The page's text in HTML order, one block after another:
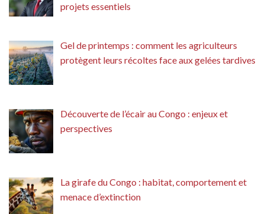
projets essentiels
Gel de printemps : comment les agriculteurs
protègent leurs récoltes face aux gelées tardives
Découverte de l’écair au Congo : enjeux et
perspectives
La girafe du Congo : habitat, comportement et
menace d’extinction